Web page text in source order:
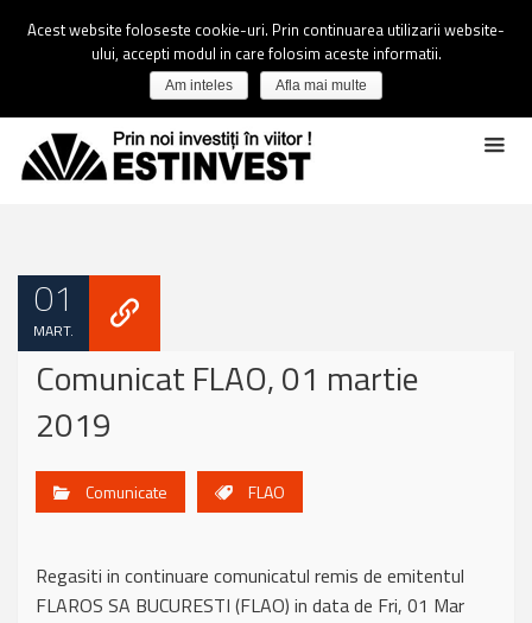
01
MART.
Comunicat FLAO, 01 martie
2019
Comunicate FLAO
Regasiti in continuare comunicatul remis de emitentul
FLAROS SA BUCURESTI (FLAO) in data de Fri, 01 Mar
Acest website foloseste cookie-uri. Prin continuarea utilizarii website-
ului, accepti modul in care folosim aceste informatii.
Am inteles Afla mai multe